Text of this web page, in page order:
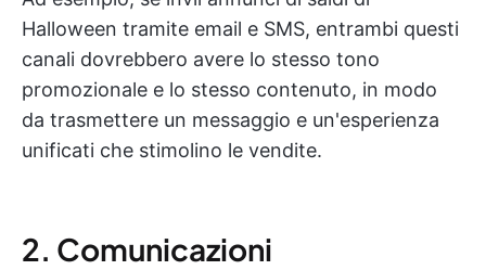
Halloween tramite email e SMS, entrambi questi
canali dovrebbero avere lo stesso tono
promozionale e lo stesso contenuto, in modo
da trasmettere un messaggio e un'esperienza
unificati che stimolino le vendite.
2. Comunicazioni